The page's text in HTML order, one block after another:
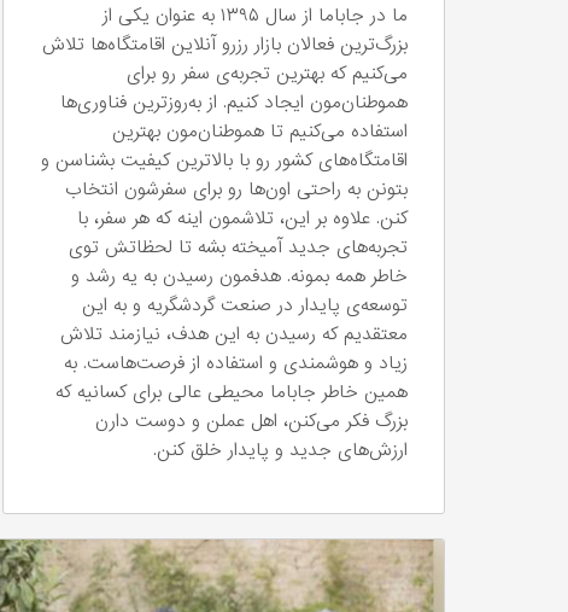
ما در جاباما از سال ۱۳۹۵ به عنوان یکی از
بزرگ‌ترین فعالان بازار رزرو آنلاین اقامتگاه‌ها تلاش
می‌کنیم که بهترین تجربه‌ی سفر رو برای
هموطنان‌مون ایجاد کنیم. از به‌روز‌ترین فناوری‌ها
استفاده می‌کنیم تا هموطنان‌مون بهترین
اقامتگاه‌های کشور رو با بالاترین کیفیت بشناسن و
بتونن به راحتی اون‌ها رو برای سفرشون انتخاب
کنن. علاوه بر این، تلاشمون اینه که هر سفر، با
تجربه‌های جدید آمیخته بشه تا لحظاتش توی
خاطر همه بمونه. هدفمون رسیدن به یه رشد و
توسعه‌ی پایدار در صنعت گردشگریه و به این
معتقدیم که رسیدن به این هدف، نیازمند تلاش
زیاد و هوشمندی و استفاده از فرصت‌هاست. به
همین خاطر جاباما محیطی عالی برای کسانیه که
بزرگ فکر می‌کنن، اهل عملن و دوست دارن
ارزش‌های جدید و پایدار خلق کنن.